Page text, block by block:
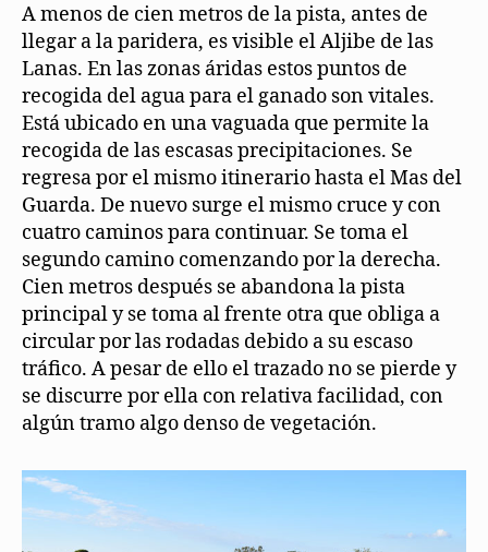
A menos de cien metros de la pista, antes de
llegar a la paridera, es visible el Aljibe de las
Lanas. En las zonas áridas estos puntos de
recogida del agua para el ganado son vitales.
Está ubicado en una vaguada que permite la
recogida de las escasas precipitaciones. Se
regresa por el mismo itinerario hasta el Mas del
Guarda. De nuevo surge el mismo cruce y con
cuatro caminos para continuar. Se toma el
segundo camino comenzando por la derecha.
Cien metros después se abandona la pista
principal y se toma al frente otra que obliga a
circular por las rodadas debido a su escaso
tráfico. A pesar de ello el trazado no se pierde y
se discurre por ella con relativa facilidad, con
algún tramo algo denso de vegetación.